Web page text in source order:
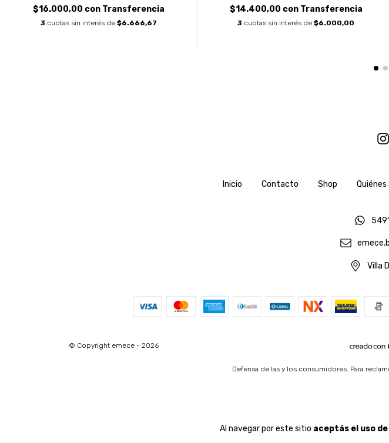
Al navegar por este sitio aceptás el uso
$16.000,00 con Transferencia
3 cuotas sin interés de $6.666,67
$14.400,00 con Transferencia
3 cuotas sin interés de $6.000,00
Inicio Contacto Shop Quiénes
Villa
© Copyright emece - 2026
Defensa de las y los consumidores. Para